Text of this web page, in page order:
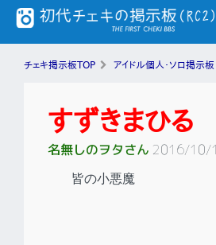
チェキ掲示板TOP アイドル個人・ソロ掲示板
すずきまひる
名無しのヲタさん 2016/10/
皆の小悪魔